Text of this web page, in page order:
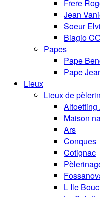
Frere
Jean
Soeur
Biagio
Papes
Pape
Pape
Lieux
Lieux de
Maison
Ars
Conques
Cotignac
L Ile